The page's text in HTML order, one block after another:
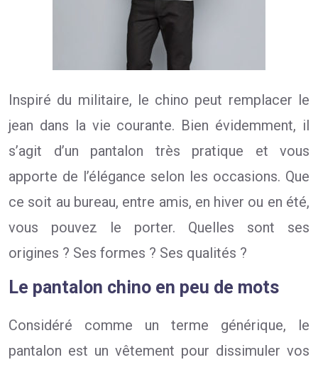
Inspiré du militaire, le chino peut remplacer le
jean dans la vie courante. Bien évidemment, il
s’agit d’un pantalon très pratique et vous
apporte de l’élégance selon les occasions. Que
ce soit au bureau, entre amis, en hiver ou en été,
vous pouvez le porter. Quelles sont ses
origines ? Ses formes ? Ses qualités ?
Le pantalon chino en peu de mots
Considéré comme un terme générique, le
pantalon est un vêtement pour dissimuler vos